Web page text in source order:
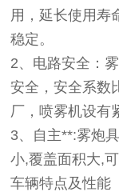
用，延长使用寿
稳定。
2、电路安全 ：
安全，安全系数
厂，喷雾机设有
3、自主**:雾炮
小,覆盖面积大,
车辆特点及性能